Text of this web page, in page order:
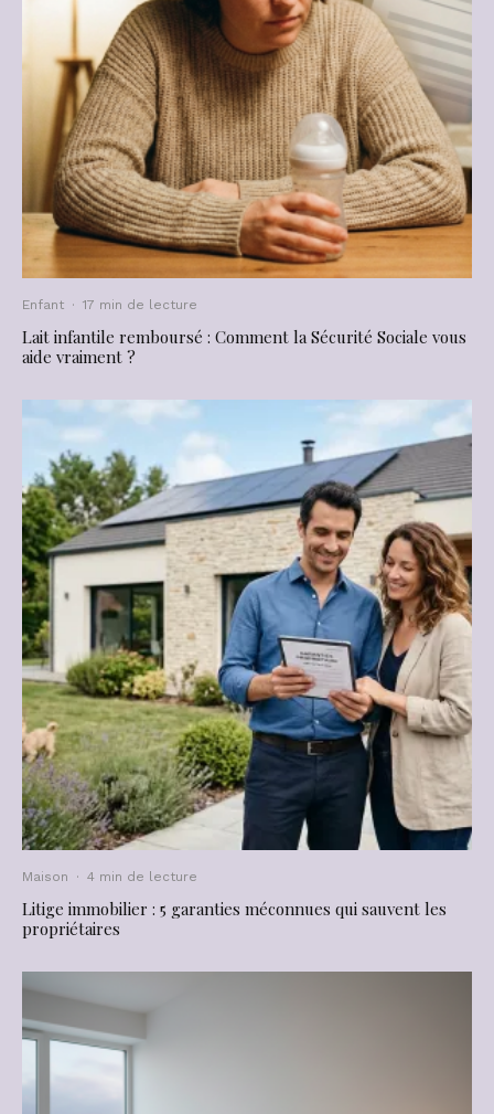
Enfant · 17 min de lecture
Lait infantile remboursé : Comment la Sécurité Sociale vous
aide vraiment ?
Maison · 4 min de lecture
Litige immobilier : 5 garanties méconnues qui sauvent les
propriétaires